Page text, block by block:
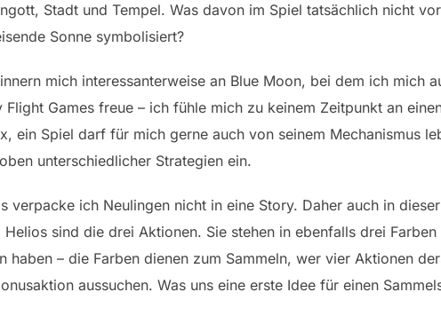
Stadt und Tempel. Was davon im Spiel tatsächlich nicht
Sonne symbolisiert?
mich interessanterweise an Blue Moon, bei dem ich mich
Flight Games freue – ich fühle mich zu keinem Zeitpunkt an
ein Spiel darf für mich gerne auch von seinem Mechanismus
unterschiedlicher Strategien ein.
verpacke ich Neulingen nicht in eine Story. Daher auch in
sind die drei Aktionen. Sie stehen in ebenfalls drei
– die Farben dienen zum Sammeln, wer vier Aktionen
aussuchen. Was uns eine erste Idee für einen